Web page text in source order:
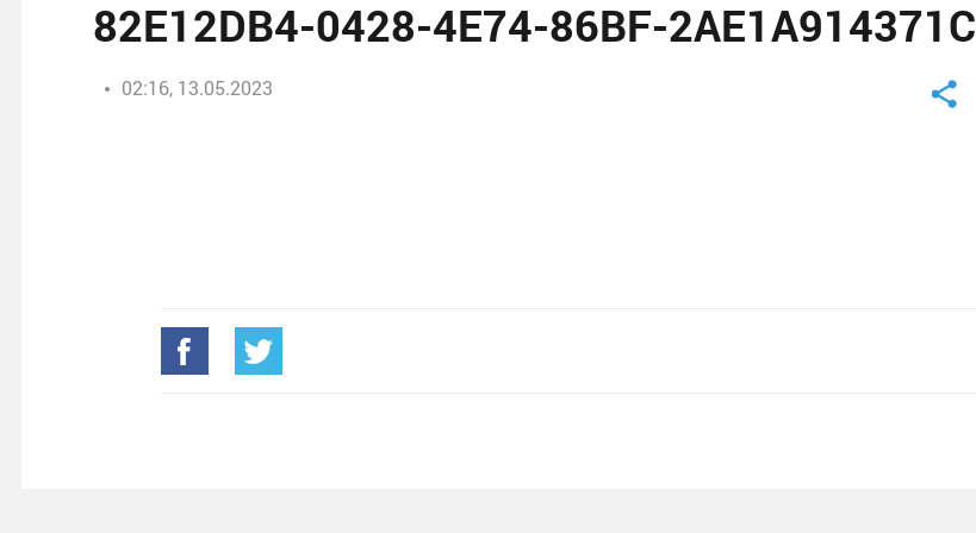
82E12DB4-0428-4E74-86BF-2AE1A914371C
02:16, 13.05.2023